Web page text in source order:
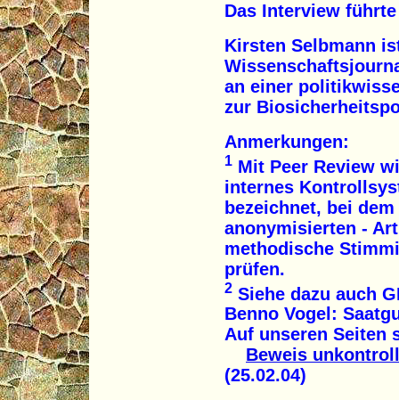
Das Interview
Kirsten Selbmann
an einer
zur
Anmerkungen:
1 Mit Peer Review
internes
bezeichnet, bei
anonymisierten -
methodische
prüfen.
2 Siehe dazu auch
Benno Vogel:
Auf unseren Seiten
Beweis
(25.02.04)